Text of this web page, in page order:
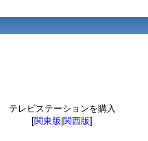
テレビステーションを購入
[関東版 関西版]